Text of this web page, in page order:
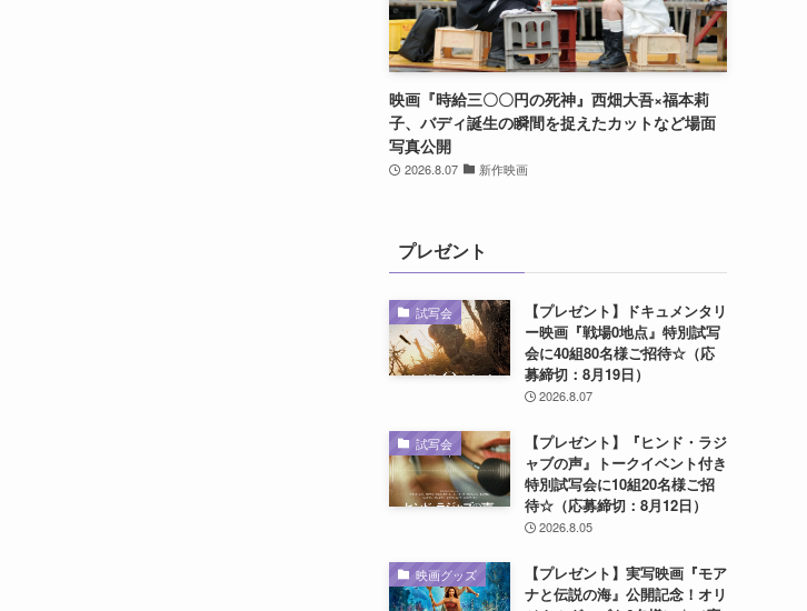
映画『時給三〇〇円の死神』西畑大吾×福本莉
子、バディ誕生の瞬間を捉えたカットなど場面
写真公開
2026.8.07 新作映画
プレゼント
試写会
【プレゼント】ドキュメンタリ
ー映画『戦場0地点』特別試写
会に40組80名様ご招待☆（応
募締切：8月19日）
2026.8.07
試写会
【プレゼント】『ヒンド・ラジ
ャブの声』トークイベント付き
特別試写会に10組20名様ご招
待☆（応募締切：8月12日）
2026.8.05
映画グッズ
【プレゼント】実写映画『モア
ナと伝説の海』公開記念！オリ